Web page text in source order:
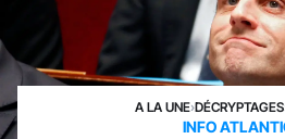
A LA UNE›DÉCRYPTAGES
INFO